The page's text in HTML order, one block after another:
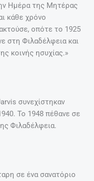
Ημέρα της Μητέρας
κάθε χρόνο
οπότε το 1925
στη Φιλαδέλφεια και
κοινής ησυχίας.»
συνεχίστηκαν
Το 1948 πέθανε σε
Φιλαδέλφεια.
σε ένα σανατόριο